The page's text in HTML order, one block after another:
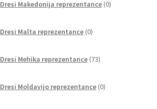
Dresi Makedonija reprezentance 0izdelkov
Dresi Malta reprezentance 0izdelkov
Dresi Mehika reprezentance 73izdelkov
Dresi Moldavijo reprezentance 0izdelkov